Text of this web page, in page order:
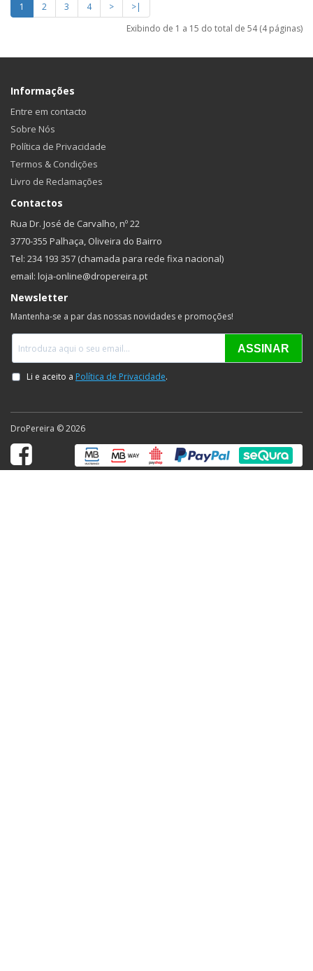
1 2 3 4 >
>|
Exibindo de 1 a 15 do total de 54 (4 páginas)
Informações
Entre em contacto
Sobre Nós
Política de Privacidade
Termos & Condições
Livro de Reclamações
Contactos
Rua Dr. José de Carvalho, nº 22
3770-355 Palhaça, Oliveira do Bairro
Tel: 234 193 357 (chamada para rede fixa nacional)
email: loja-online@dropereira.pt
Newsletter
Mantenha-se a par das nossas novidades e promoções!
DroPereira © 2026